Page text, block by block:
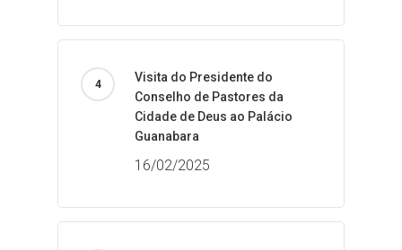
Visita do Presidente do
Conselho de Pastores da
Cidade de Deus ao Palácio
Guanabara
16/02/2025